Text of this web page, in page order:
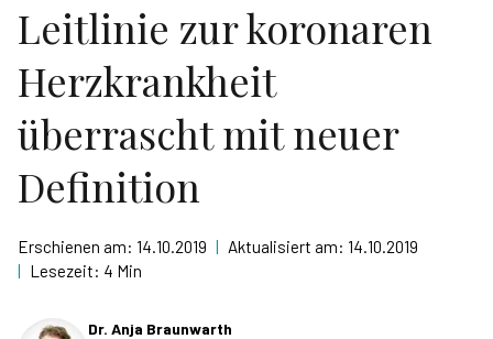
Leitlinie zur koronaren
Herzkrankheit
überrascht mit neuer
Definition
Erschienen am: 14.10.2019 | Aktualisiert am: 14.10.2019
| Lesezeit: 4 Min
Dr. Anja Braunwarth